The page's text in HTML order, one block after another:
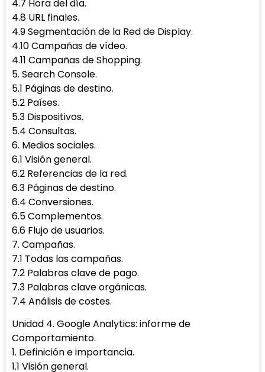
4.7 Hora del día.
4.8 URL finales.
4.9 Segmentación de la Red de Display.
4.10 Campañas de vídeo.
4.11 Campañas de Shopping.
5. Search Console.
5.1 Páginas de destino.
5.2 Países.
5.3 Dispositivos.
5.4 Consultas.
6. Medios sociales.
6.1 Visión general.
6.2 Referencias de la red.
6.3 Páginas de destino.
6.4 Conversiones.
6.5 Complementos.
6.6 Flujo de usuarios.
7. Campañas.
7.1 Todas las campañas.
7.2 Palabras clave de pago.
7.3 Palabras clave orgánicas.
7.4 Análisis de costes.
Unidad 4. Google Analytics: informe de
Comportamiento.
1. Definición e importancia.
1.1 Visión general.